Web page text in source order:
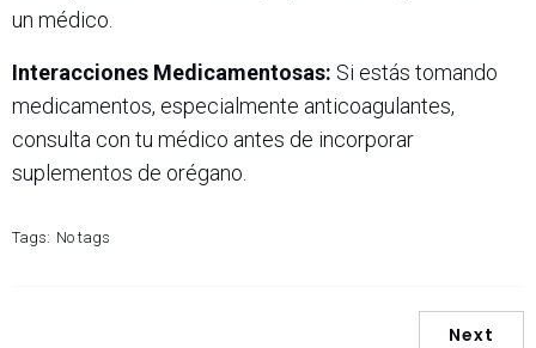
un médico.
Interacciones Medicamentosas: Si estás tomando
medicamentos, especialmente anticoagulantes,
consulta con tu médico antes de incorporar
suplementos de orégano.
Tags: No tags
Next